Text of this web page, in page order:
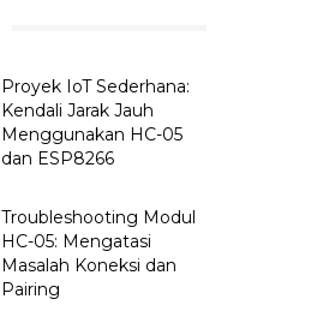
Proyek IoT Sederhana:
Kendali Jarak Jauh
Menggunakan HC-05
dan ESP8266
Troubleshooting Modul
HC-05: Mengatasi
Masalah Koneksi dan
Pairing